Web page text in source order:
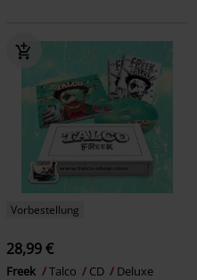
Vorbestellung
28,99 €
Freek Talco CD
Deluxe